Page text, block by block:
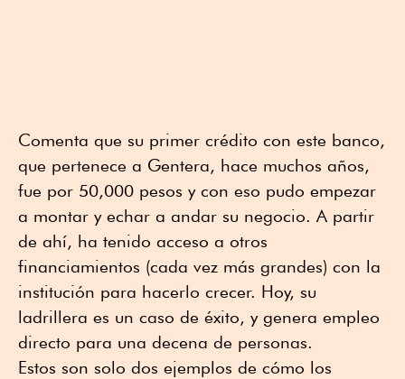
Comenta que su primer crédito con este banco,
que pertenece a Gentera, hace muchos años,
fue por 50,000 pesos y con eso pudo empezar
a montar y echar a andar su negocio. A partir
de ahí, ha tenido acceso a otros
financiamientos (cada vez más grandes) con la
institución para hacerlo crecer. Hoy, su
ladrillera es un caso de éxito, y genera empleo
directo para una decena de personas.
Estos son solo dos ejemplos de cómo los